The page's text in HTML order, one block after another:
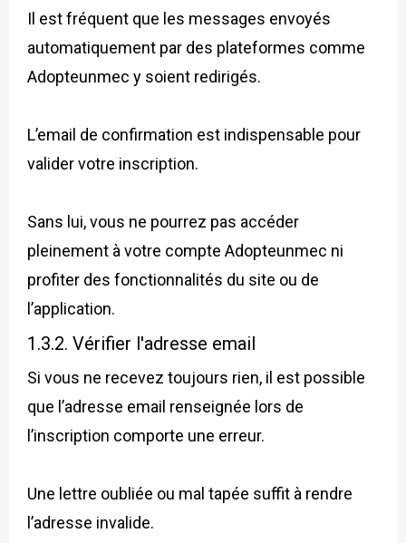
Il est fréquent que les messages envoyés
automatiquement par des plateformes comme
Adopteunmec y soient redirigés.
L’email de confirmation est indispensable pour
valider votre inscription.
Sans lui, vous ne pourrez pas accéder
pleinement à votre compte Adopteunmec ni
profiter des fonctionnalités du site ou de
l’application.
1.3.2. Vérifier l'adresse email
Si vous ne recevez toujours rien, il est possible
que l’adresse email renseignée lors de
l’inscription comporte une erreur.
Une lettre oubliée ou mal tapée suffit à rendre
l’adresse invalide.